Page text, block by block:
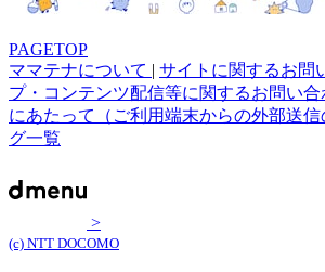
PAGETOP
ママテナについて | サイトに関するお問
プ・コンテンツ配信等に関するお問い合
にあたって（ご利用端末からの外部送信
グ一覧
>
(c) NTT DOCOMO